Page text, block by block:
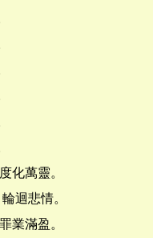
化萬靈。
迴悲情。
業滿盈。